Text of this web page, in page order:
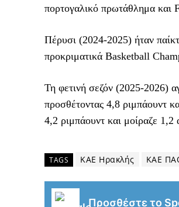
πορτογαλικό πρωτάθλημα και
Πέρυσι (2024-2025) ήταν
προκριματικά Basketball
Τη φετινή σεζόν (2025-2026)
προσθέτοντας 4,8 ριμπάουντ
4,2 ριμπάουντ και μοίραζε
TAGS ΚΑΕ Ηρακλής ΚΑΕ
Προσθέστε το